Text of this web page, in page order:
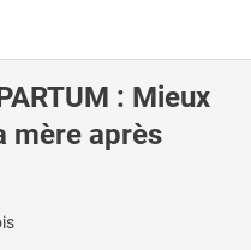
: Mieux
mère après